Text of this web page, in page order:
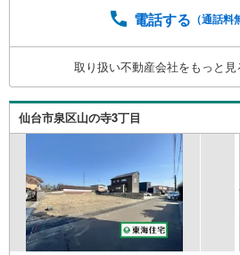
学 約1時間～約2時間 ※1件～
電話する （通話料
取り扱い不動産会社をもっと見
仙台市泉区山の寺3丁目